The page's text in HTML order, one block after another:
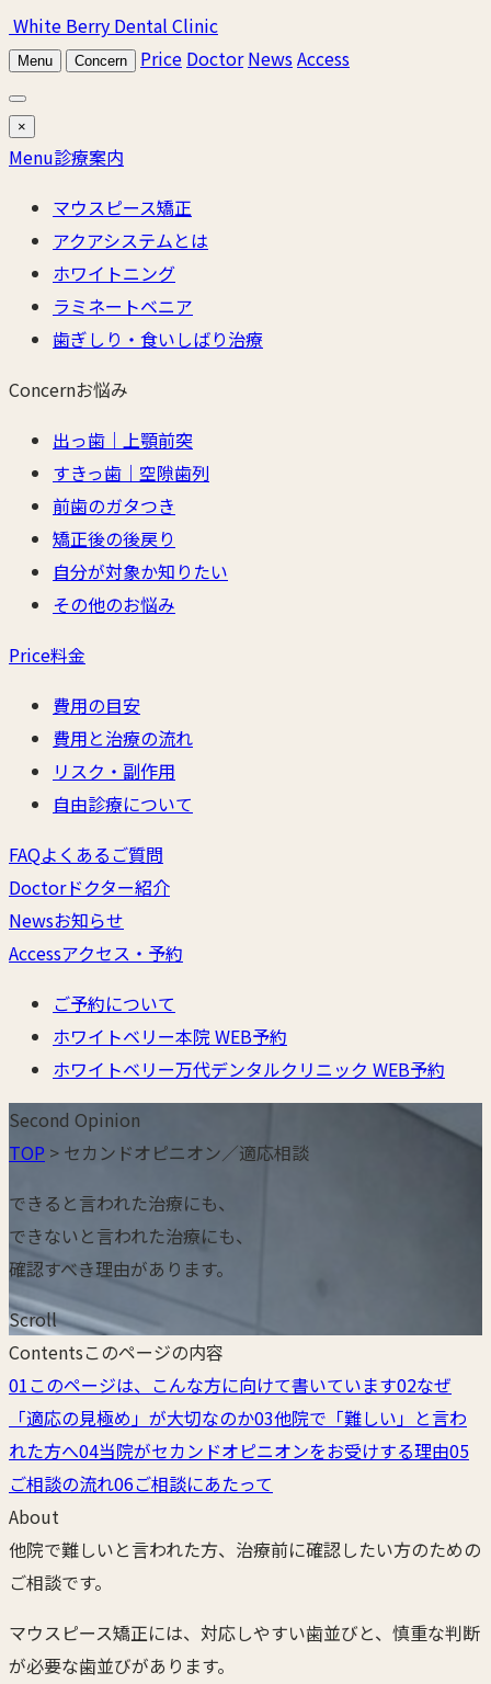
White Berry Dental Clinic
Menu Concern Price Doctor NewsAccess
×
Menu診療案内
マウスピース矯正
アクアシステムとは
ホワイトニング
ラミネートベニア
歯ぎしり・食いしばり治療
Concernお悩み
出っ歯｜上顎前突
すきっ歯｜空隙歯列
前歯のガタつき
矯正後の後戻り
自分が対象か知りたい
その他のお悩み
Price料金
費用の目安
費用と治療の流れ
リスク・副作用
自由診療について
FAQよくあるご質問
Doctorドクター紹介
Newsお知らせ
Accessアクセス・予約
ご予約について
ホワイトベリー本院 WEB予約
ホワイトベリー万代デンタルクリニック WEB予約
Second Opinion
TOP > セカンドオピニオン／適応相談
できると言われた治療にも、
できないと言われた治療にも、
確認すべき理由があります。
Scroll
セ
カ
ン
ド
オ
ニ
Contentsこのページの内容
01このページは、こんな方に向けて書いています02なぜ
「適応の見極め」が大切なのか03他院で「難しい」と言わ
れた方へ04当院がセカンドオピニオンをお受けする理由05
ご相談の流れ06ご相談にあたって
About
他院で難しいと言われた方、治療前に確認したい方のための
ご相談です。
マウスピース矯正には、対応しやすい歯並びと、慎重な判断
が必要な歯並びがあります。